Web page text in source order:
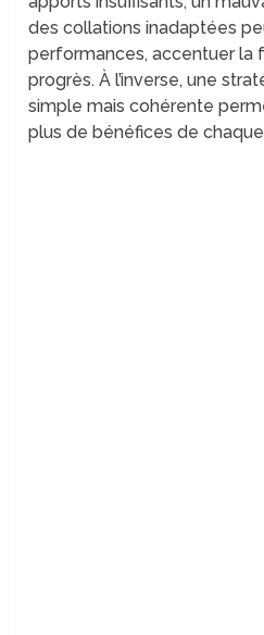
des collations inadaptées
performances, accentuer la
progrès. À l’inverse, une
simple mais cohérente
plus de bénéfices de